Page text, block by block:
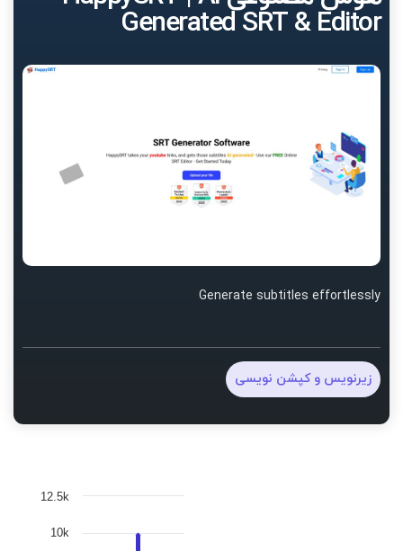
Generated SRT & Editor
Generate subtitles effortlessly
زیرنویس و کپشن نویسی
10k
12.5k